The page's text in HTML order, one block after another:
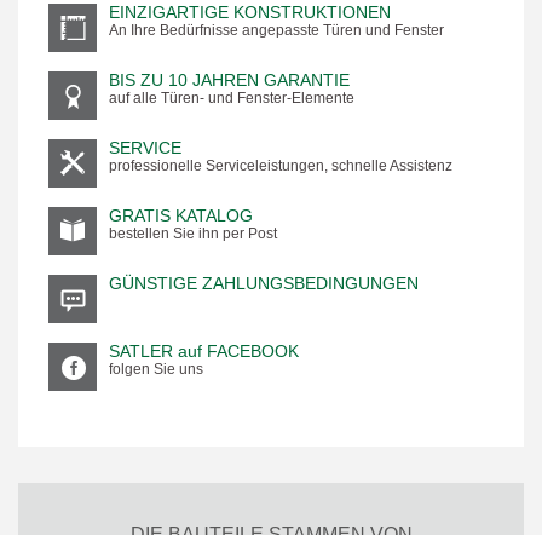
EINZIGARTIGE KONSTRUKTIONEN
An Ihre Bedürfnisse angepasste Türen und Fenster
BIS ZU 10 JAHREN GARANTIE
auf alle Türen- und Fenster-Elemente
SERVICE
professionelle Serviceleistungen, schnelle Assistenz
GRATIS KATALOG
bestellen Sie ihn per Post
GÜNSTIGE ZAHLUNGSBEDINGUNGEN
SATLER auf FACEBOOK
folgen Sie uns